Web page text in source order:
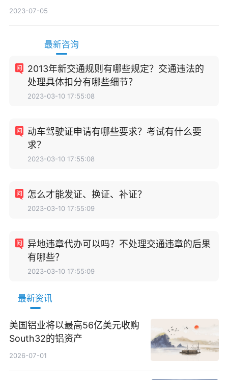
消除?
2023-07-05
最新咨询
2013年新交通规则有哪些规定？交通违法的
处理具体扣分有哪些细节？
2023-03-10 17:55:08
动车驾驶证申请有哪些要求？考试有什么要
求？
2023-03-10 17:55:08
怎么才能发证、换证、补证？
2023-03-10 17:55:09
异地违章代办可以吗？不处理交通违章的后果
有哪些？
2023-03-10 17:55:09
最新资讯
美国铝业将以最高56亿美元收购
South32的铝资产
2026-07-01